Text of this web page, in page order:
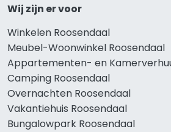
Wij zijn er voor
Winkelen Roosendaal
Meubel-Woonwinkel Roosendaal
Appartementen- en
Camping Roosendaal
Overnachten Roosendaal
Vakantiehuis Roosendaal
Bungalowpark Roosendaal